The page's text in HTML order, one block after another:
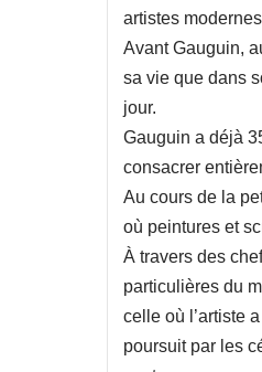
artistes
Avant Gauguin,
sa vie que dans
jour.
Gauguin a déjà
consacrer
Au cours de la
où peintures et
À travers des
particulières du
celle où l’artiste
poursuit par les